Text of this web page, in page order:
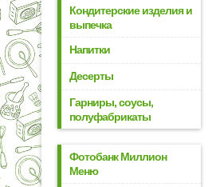
Кондитерские изделия и
выпечка
Напитки
Десерты
Гарниры, соусы,
полуфабрикаты
Фотобанк Миллион
Меню